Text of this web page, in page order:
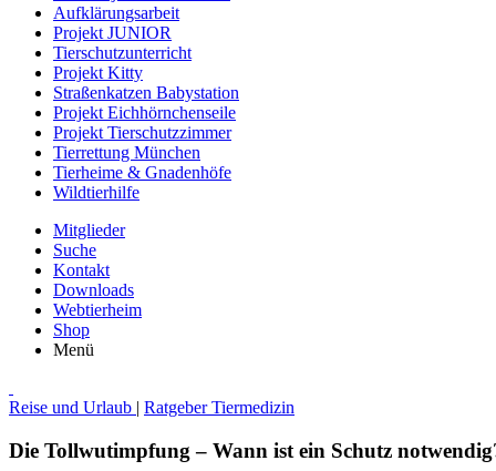
Aufklärungsarbeit
Projekt JUNIOR
Tierschutzunterricht
Projekt Kitty
Straßenkatzen Babystation
Projekt Eichhörnchenseile
Projekt Tierschutzzimmer
Tierrettung München
Tierheime & Gnadenhöfe
Wildtierhilfe
Mitglieder
Suche
Kontakt
Downloads
Webtierheim
Shop
Menü
Reise und Urlaub | Ratgeber Tiermedizin
Die Tollwutimpfung – Wann ist ein Schutz